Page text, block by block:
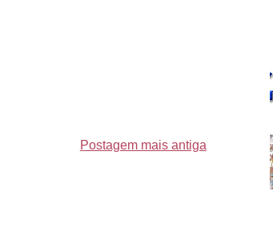
Postagem mais antiga